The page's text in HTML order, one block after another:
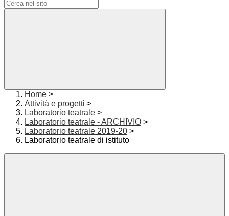
Home >
Attività e progetti >
Laboratorio teatrale >
Laboratorio teatrale - ARCHIVIO >
Laboratorio teatrale 2019-20 >
Laboratorio teatrale di istituto